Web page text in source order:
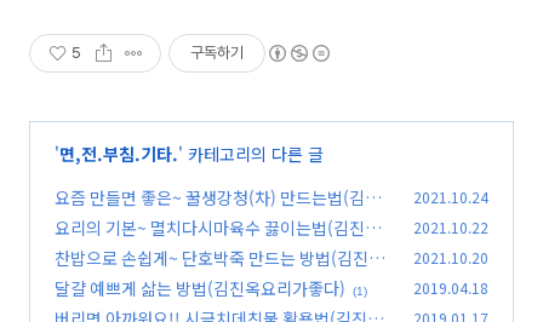
5 구독하기
'면,전.부침.기타.' 카테고리의 다른 글
요즘 만들면 좋은~ 꿀생강청(차) 만드는법(김진
옥요리가좋다) (0)
2021.10.24
요리의 기본~ 멸치다시마육수 끓이는법(김진옥
요리가좋다) (0)
2021.10.22
찬밥으로 손쉽게~ 단호박죽 만드는 방법(김진옥
요리가좋다)
(0)
2021.10.20
달걀 예쁘게 삶는 방법(김진옥요리가좋다) (1) 2019.04.18
2019.01.17